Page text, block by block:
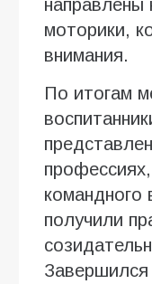
направлены
моторики,
внимания.
По итогам
командного
получили
Завершился